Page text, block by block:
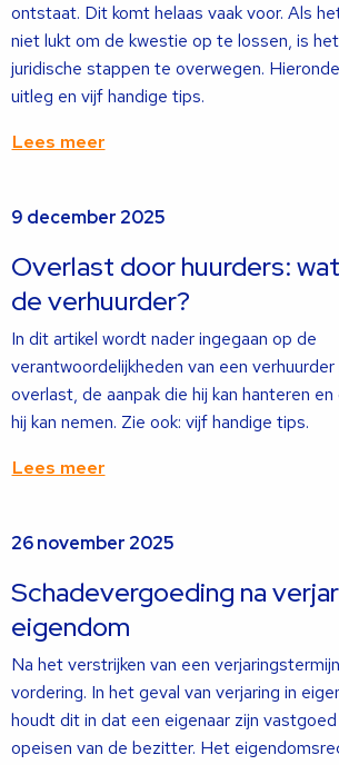
ontstaat. Dit komt helaas vaak voor. Als
niet lukt om de kwestie op te lossen, is
juridische stappen te overwegen.
uitleg en vijf handige tips.
Lees meer
meer
9 december 2025
Overlast door huurders:
de verhuurder?
In dit artikel wordt nader ingegaan op de
verantwoordelijkheden van een verhuurder
overlast, de aanpak die hij kan hanteren
hij kan nemen. Zie ook: vijf handige tips.
Lees meer
meer
26 november 2025
Schadevergoeding na
eigendom
Na het verstrijken van een
vordering. In het geval van verjaring in
houdt dit in dat een eigenaar zijn
opeisen van de bezitter. Het